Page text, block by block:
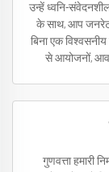
उन्हें ध्वनि-
के साथ, आप
बिना एक
से आयोजनों,
गुणवत्ता हमारी